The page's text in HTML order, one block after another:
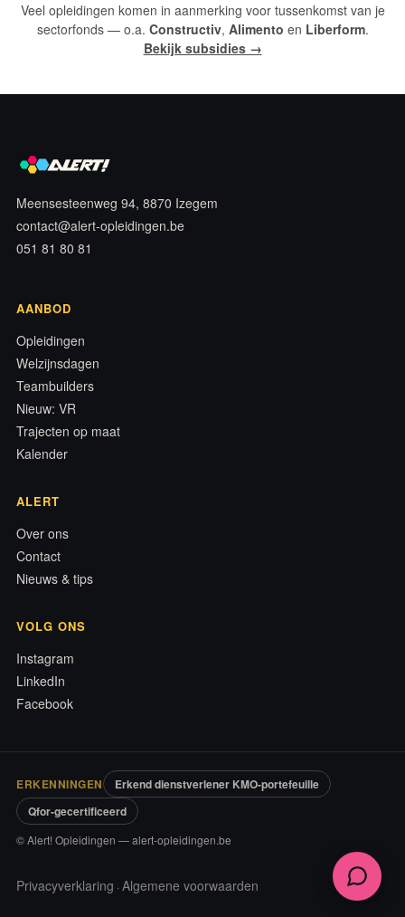
Veel opleidingen komen in aanmerking voor tussenkomst van je
sectorfonds — o.a. Constructiv, Alimento en Liberform.
Bekijk subsidies →
Meensesteenweg 94, 8870 Izegem
contact@alert-opleidingen.be
051 81 80 81
AANBOD
Opleidingen
Welzijnsdagen
Teambuilders
Nieuw: VR
Trajecten op maat
Kalender
ALERT
Over ons
Contact
Nieuws & tips
VOLG ONS
Instagram
LinkedIn
Facebook
ERKENNINGEN
Erkend dienstverlener KMO-portefeuille
Qfor-gecertificeerd
© Alert! Opleidingen — alert-opleidingen.be
Privacyverklaring · Algemene voorwaarden